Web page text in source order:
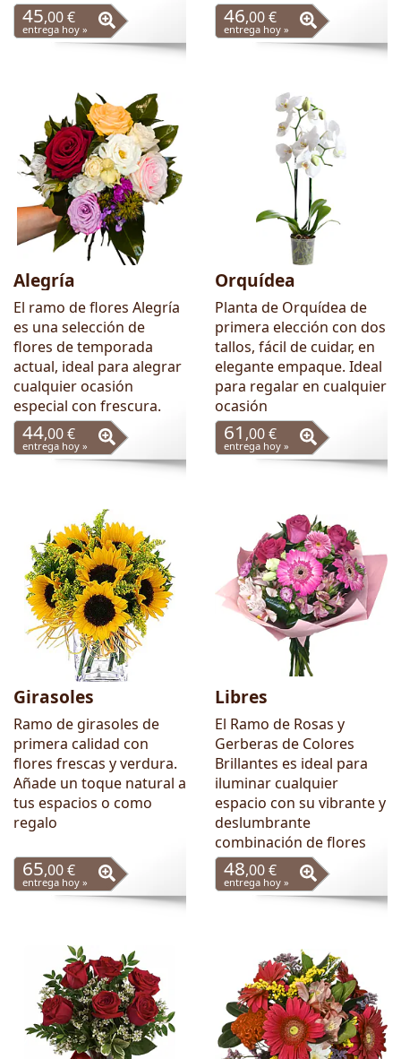
45,00 €
entrega hoy »
46,00 €
entrega hoy »
Alegría
El ramo de flores Alegría
es una selección de
flores de temporada
actual, ideal para alegrar
cualquier ocasión
especial con frescura.
44,00 €
entrega hoy »
Orquídea
Planta de Orquídea de
primera elección con dos
tallos, fácil de cuidar, en
elegante empaque. Ideal
para regalar en cualquier
ocasión
61 ,00 €
entrega hoy »
Girasoles
Ramo de girasoles de
primera calidad con
flores frescas y verdura.
Añade un toque natural a
tus espacios o como
regalo
65,00 €
entrega hoy »
Libres
El Ramo de Rosas y
Gerberas de Colores
Brillantes es ideal para
iluminar cualquier
espacio con su vibrante y
deslumbrante
combinación de flores
48,00 €
entrega hoy »